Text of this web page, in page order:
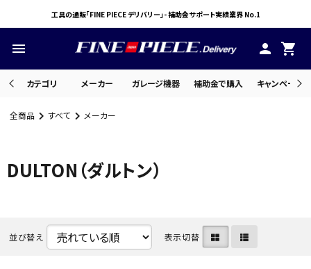
工具の通販「FINE PIECE デリバリー」- 補助金サポート実績業界 No.1
menu person shopping_cart
カテゴリ メーカー ガレージ機器 補助金で購入 キャンペーン
meeting_room ログイン person 会員登録
全商品 すべて メーカー
DULTON（ダルトン）
並び替え 表示切替